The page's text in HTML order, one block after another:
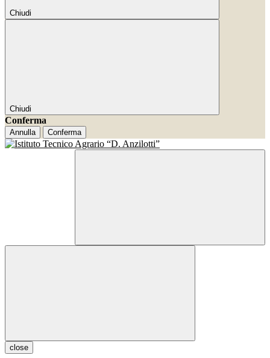
Chiudi
Chiudi
Conferma
Annulla Conferma
close